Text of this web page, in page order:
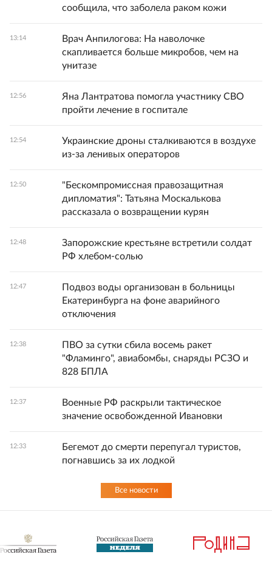
сообщила, что заболела раком кожи
13:14
Врач Анпилогова: На наволочке
скапливается больше микробов, чем на
унитазе
12:56
Яна Лантратова помогла участнику СВО
пройти лечение в госпитале
12:54
Украинские дроны сталкиваются в воздухе
из-за ленивых операторов
12:50
"Бескомпромиссная правозащитная
дипломатия": Татьяна Москалькова
рассказала о возвращении курян
12:48
Запорожские крестьяне встретили солдат
РФ хлебом-солью
12:47
Подвоз воды организован в больницы
Екатеринбурга на фоне аварийного
отключения
12:38
ПВО за сутки сбила восемь ракет
"Фламинго", авиабомбы, снаряды РСЗО и
828 БПЛА
12:37
Военные РФ раскрыли тактическое
значение освобожденной Ивановки
12:33
Бегемот до смерти перепугал туристов,
погнавшись за их лодкой
Все новости